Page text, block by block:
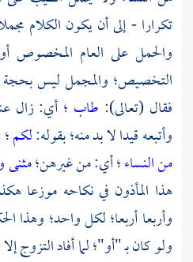
تكرارا - إلى أن يكون الكلام
والحمل على العام المخصوص
التخصيص؛ والمجمل ليس بحجة
فقال (تعالى): طاب ؛ أي: زال
وأتبعه قيدا لا بد منه؛ بقوله:لكم
من النساء؛ أي: من غيرهن؛مثنى
هذا المأذون في نكاحه موزعا
وأربعا أربعا؛ لكل واحد؛ وهذا
ولو كان بـ "أو"؛ لما أفاد التزوج